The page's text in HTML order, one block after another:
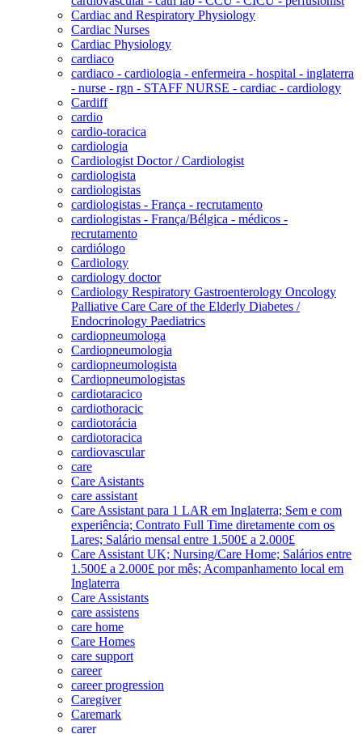
Cardiac and Respiratory Physiology
Cardiac Nurses
Cardiac Physiology
cardiaco
cardiaco - cardiologia - enfermeira - hospital - inglaterra
- nurse - rgn - STAFF NURSE - cardiac - cardiology
Cardiff
cardio
cardio-toracica
cardiologia
Cardiologist Doctor / Cardiologist
cardiologista
cardiologistas
cardiologistas - França - recrutamento
cardiologistas - França/Bélgica - médicos -
recrutamento
cardiólogo
Cardiology
cardiology doctor
Cardiology Respiratory Gastroenterology Oncology
Palliative Care Care of the Elderly Diabetes /
Endocrinology Paediatrics
cardiopneumologa
Cardiopneumologia
cardiopneumologista
Cardiopneumologistas
cardiotaracico
cardiothoracic
cardiotorácia
cardiotoracica
cardiovascular
care
Care Asistants
care assistant
Care Assistant para 1 LAR em Inglaterra; Sem e com
experiência; Contrato Full Time diretamente com os
Lares; Salário mensal entre 1.500£ a 2.000£
Care Assistant UK; Nursing/Care Home; Salários entre
1.500£ a 2.000£ por mês; Acompanhamento local em
Inglaterra
Care Assistants
care assistens
care home
Care Homes
care support
career
career progression
Caregiver
Caremark
carer